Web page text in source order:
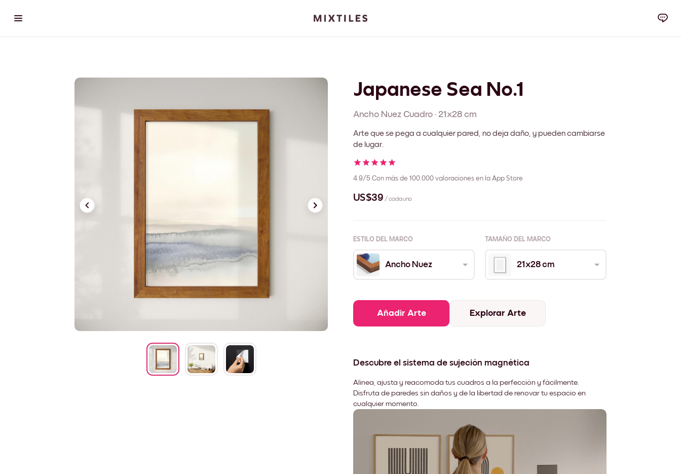
Japanese Sea No.1
Ancho Nuez Cuadro · 21x28 cm
Arte que se pega a cualquier pared, no deja daño, y pueden cambiarse
de lugar.
4.9/5 Con más de 100.000 valoraciones en la App Store
US$39 / cada uno
ESTILO DEL MARCO TAMAÑO DEL MARCO
Ancho Nuez 21x28 cm
Añadir Arte Explorar Arte
Descubre el sistema de sujeción magnética
Alinea, ajusta y reacomoda tus cuadros a la perfección y fácilmente.
Disfruta de paredes sin daños y de la libertad de renovar tu espacio en
cualquier momento.